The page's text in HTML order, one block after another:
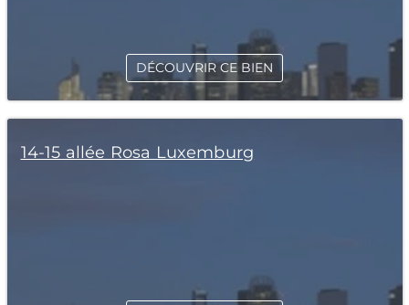
DÉCOUVRIR CE BIEN
14-15 allée Rosa Luxemburg